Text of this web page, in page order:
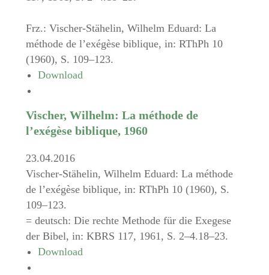
Frz.: Vischer-Stähelin, Wilhelm Eduard: La
méthode de l’exégèse biblique, in: RThPh 10
(1960), S. 109–123.
Download
Vischer, Wilhelm: La méthode de
l’exégèse biblique, 1960
23.04.2016
Vischer-Stähelin, Wilhelm Eduard: La méthode
de l’exégèse biblique, in: RThPh 10 (1960), S.
109–123.
= deutsch: Die rechte Methode für die Exegese
der Bibel, in: KBRS 117, 1961, S. 2–4.18–23.
Download